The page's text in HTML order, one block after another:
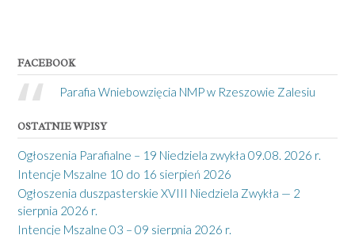
FACEBOOK
Parafia Wniebowzięcia NMP w Rzeszowie Zalesiu
OSTATNIE WPISY
Ogłoszenia Parafialne – 19 Niedziela zwykła 09.08. 2026 r.
Intencje Mszalne 10 do 16 sierpień 2026
Ogłoszenia duszpasterskie XVIII Niedziela Zwykła — 2
sierpnia 2026 r.
Intencje Mszalne 03 – 09 sierpnia 2026 r.